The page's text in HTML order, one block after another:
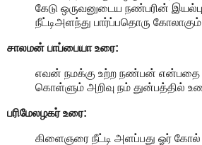
கேடு ஒருவனுடைய நண்பரின்
நீட்டிஅளந்து பார்ப்பதொரு
சாலமன் பாப்பையா உரை:
எவன் நமக்கு உற்ற நண்பன் என்பதை
கொள்ளும் அறிவு நம் துன்பத்தில்
பரிமேலழகர் உரை:
கிளைஞரை நீட்டி அளப்பது ஓர் கோல்